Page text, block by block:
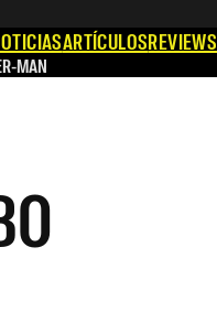
ARTÍCULOSREVIEWS
MAN